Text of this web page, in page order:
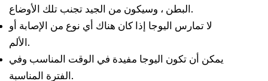
البطن ، وسيكون من الجيد تجنب تلك الأوضاع.
لا تمارس اليوجا إذا كان هناك أي نوع من الإصابة أو
الألم.
يمكن أن تكون اليوجا مفيدة في الوقت المناسب وفي
الفترة المناسبة.